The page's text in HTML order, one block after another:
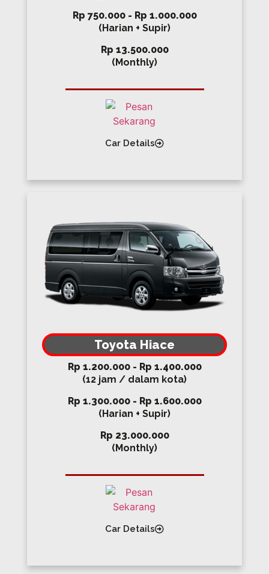
Rp 750.000 - Rp 1.000.000
(Harian + Supir)
Rp 13.500.000
(Monthly)
Car Details
Toyota Hiace
Rp 1.200.000 - Rp 1.400.000
(12 jam / dalam kota)
Rp 1.300.000 - Rp 1.600.000
(Harian + Supir)
Rp 23.000.000
(Monthly)
Car Details